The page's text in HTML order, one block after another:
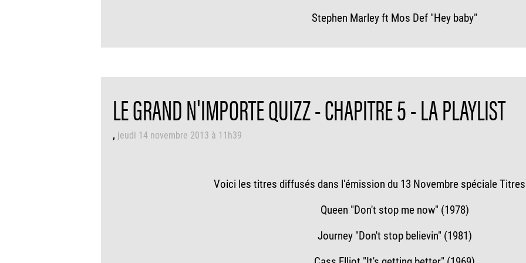
Stephen Marley ft Mos Def "Hey baby"
LE GRAND N'IMPORTE QUIZZ - CHAPITRE 5 - LA PLAYLIST
jeudi 14 novembre 2013 à 11h39
Voici les titres diffusés dans l'émission du 13 Novembre spéciale
Queen "Don't stop me now" (1978)
Journey "Don't stop believin" (1981)